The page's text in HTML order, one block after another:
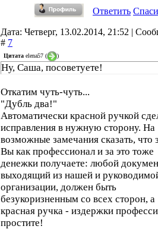
Ответить
Дата: Четверг, 13.02.2014, 21:52 |
# 7
Цитата elena57 ( )
Ну, Саша, посоветуете!
Откатим чуть-чуть...
"Дубль два!"
Автоматически красной ручкой
исправления в нужную сторону. На
возможные замечания сказать, что
Вы как профессионал и за это тоже
денежки получаете: любой
выходящий из нашей и
организации, должен быть
безукоризненным со всех сторон, а
красная ручка - издержки
простите!